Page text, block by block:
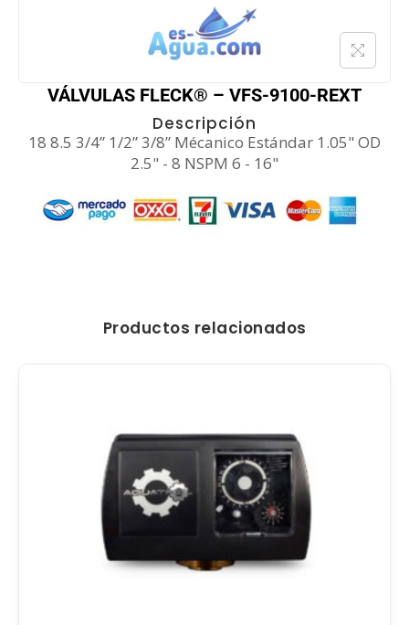
VÁLVULAS FLECK® – VFS-9100-REXT
Descripción
18 8.5 3/4” 1/2” 3/8” Mécanico Estándar 1.05" OD
2.5" - 8 NSPM 6 - 16"
Productos relacionados